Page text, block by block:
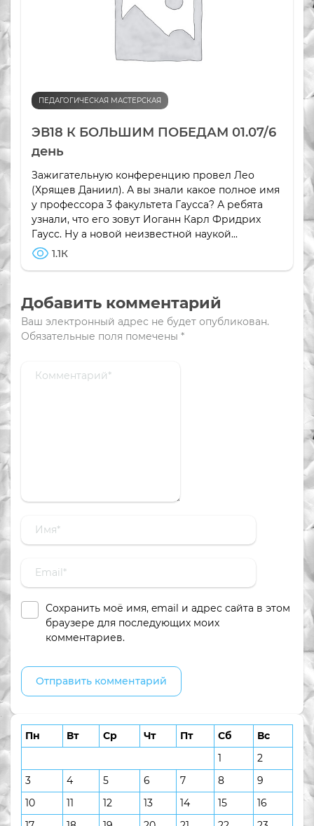
ПЕДАГОГИЧЕСКАЯ МАСТЕРСКАЯ
ЭВ18 К БОЛЬШИМ ПОБЕДАМ 01.07/6
день
Зажигательную конференцию провел Лео
(Хрящев Даниил). А вы знали какое полное имя
у профессора 3 факультета Гаусса? А ребята
узнали, что его зовут Иоганн Карл Фридрих
Гаусс. Ну а новой неизвестной наукой...
1.1К
Добавить комментарий
Ваш электронный адрес не будет опубликован.
Обязательные поля помечены *
Сохранить моё имя, email и адрес сайта в этом
браузере для последующих моих
комментариев.
Пн Вт Ср Чт Пт Сб
Вс
1
2
3
4 5 6 7 8
9
10
11 12 13 14 15
16